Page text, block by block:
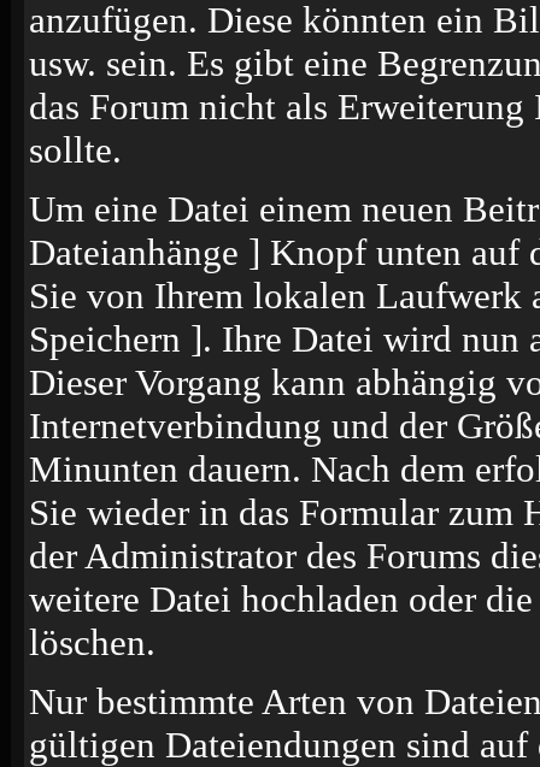
anzufügen. Diese könnten ein
usw. sein. Es gibt eine
das Forum nicht als
sollte.
Um eine Datei einem neuen
Dateianhänge ] Knopf unten auf
Sie von Ihrem lokalen
Speichern ]. Ihre Datei wird nun
Dieser Vorgang kann abhängig
Internetverbindung und der
Minunten dauern. Nach dem
Sie wieder in das Formular zum
der Administrator des Forums
weitere Datei hochladen oder
löschen.
Nur bestimmte Arten von
gültigen Dateiendungen sind